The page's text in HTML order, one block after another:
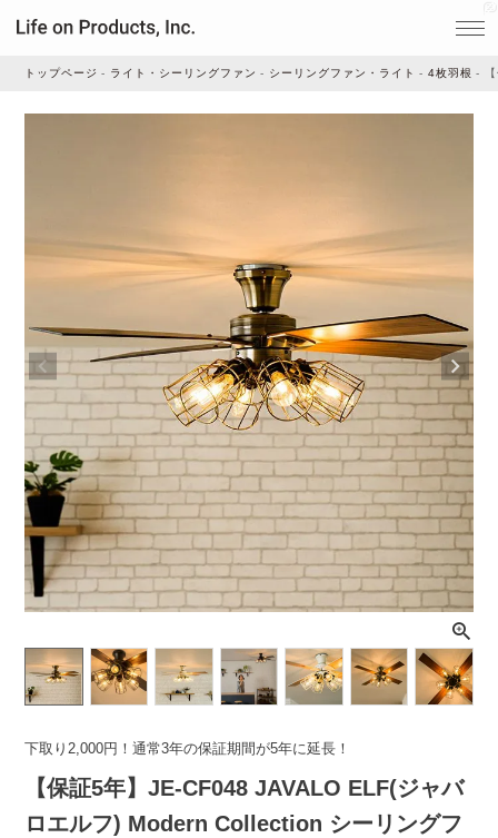
ルームフレグランス
ビューティー
デジタル雑貨
ライト・シーリングファン
アクセサリー・消耗品
アウトレット
トップページ ライト・シーリングファン シーリングファン・ライト 4枚羽根
下取り2,000円！通常3年の保証期間が5年に延長！
【保証5年】JE-CF048 JAVALO ELF(ジャバ
ロエルフ) Modern Collection シーリングフ